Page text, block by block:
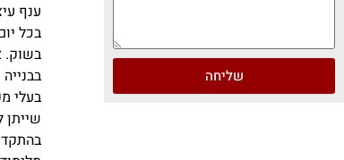
שליחה
ענף
בכל
בשוק.
בעלי